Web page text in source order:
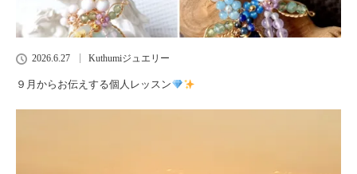
2026.6.27 Kuthumiジュエリー
９月からお伝えする個人レッスン